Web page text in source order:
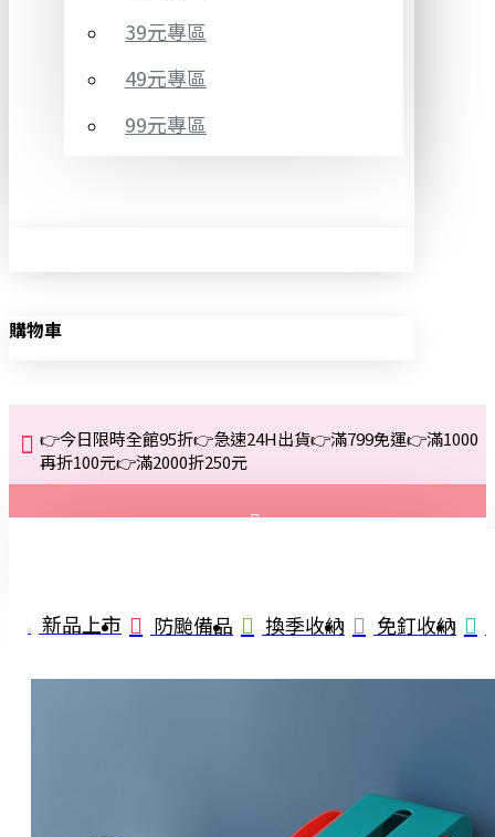
39元專區
49元專區
99元專區
購物車
👉今日限時全館95折👉急速24H出貨👉滿799免運👉滿1000
再折100元👉滿2000折250元
註冊
詢問
新品上市 防颱備品 換季收納 免釘收納